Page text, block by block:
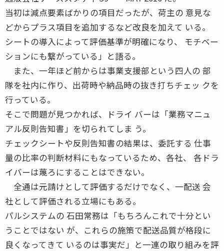
当初は減点要素ばかりの項目だったが、荷主の 意見な
どからプラス項目を追加するなど改良を加えて いる。
シートの導入によって評価基準が明確になり、 モチベー
ションにも繋がっている」と語る。
また、一年ほど前からは事業支援部という四人の 部
隊を社内に作り、出荷時や納品時の抜き打ちチェッ クを
行っている。
そこで問題が見つかれば、ドライ バーは「業務マニュ
アル反則告知書」を切られてしま う。
チェックシートや反則告知書の結果は、委託する 仕事
量の比率の判断材料にもなっているため、各社、 各ドラ
イバーは蔑ろにすることはできない。
全通は元請けとして評価するだけでなく、一配送 会
社として評価される立場にもある。
パルシステムの 石田常務は「もちろんこれで十分とい
うことではない が、これらの施策で配送品質が格段に
良くなってきて いるのは事実だ」と一連の取り組みを評